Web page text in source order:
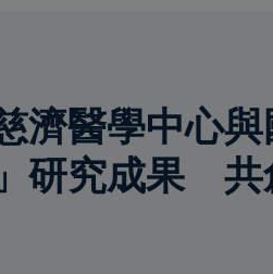
濟醫學中心
研究成果